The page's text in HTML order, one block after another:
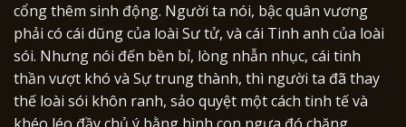
cổng thêm sinh động. Người ta nói, bậc quân vương
phải có cái dũng của loài Sư tử, và cái Tinh anh của loài
sói. Nhưng nói đến bền bỉ, lòng nhẫn nhục, cái tinh
thần vượt khó và Sự trung thành, thì người ta đã thay
thế loài sói khôn ranh, sảo quyệt một cách tinh tế và